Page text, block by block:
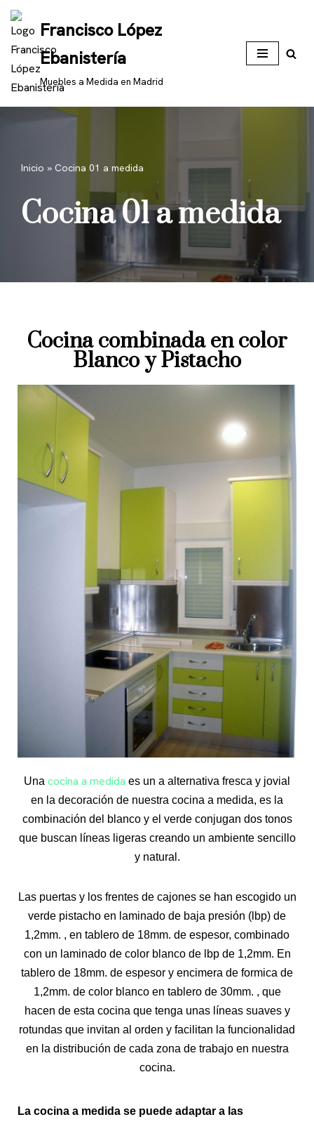
Saltar
al
contenido
Francisco López
Ebanistería
Muebles a Medida en Madrid
Inicio » Cocina 01 a medida
Cocina 01 a medida
Cocina combinada en color
Blanco y Pistacho
Una cocina a medida es un a alternativa fresca y jovial
en la decoración de nuestra cocina a medida, es la
combinación del blanco y el verde conjugan dos tonos
que buscan líneas ligeras creando un ambiente sencillo
y natural.
Las puertas y los frentes de cajones se han escogido un
verde pistacho en laminado de baja presión (lbp) de
1,2mm. , en tablero de 18mm. de espesor, combinado
con un laminado de color blanco de lbp de 1,2mm. En
tablero de 18mm. de espesor y encimera de formica de
1,2mm. de color blanco en tablero de 30mm. , que
hacen de esta cocina que tenga unas líneas suaves y
rotundas que invitan al orden y facilitan la funcionalidad
en la distribución de cada zona de trabajo en nuestra
cocina.
La cocina a medida se puede adaptar a las